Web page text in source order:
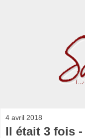
4 avril 2018
Il était 3 fois